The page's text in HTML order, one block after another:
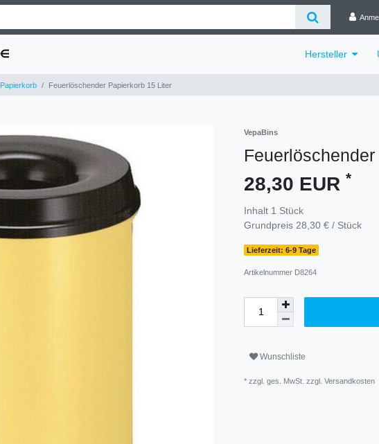
Hersteller
Papierkorb Feuerlöschender Papierkorb 15 Liter
VepaBins
28,30 EUR *
Inhalt 1 Stück
Grundpreis 28,30 € / Stück
Lieferzeit: 6-9 Tage
Artikelnummer D8264
Wunschliste
* zzgl. ges. MwSt. zzgl. Versandkosten